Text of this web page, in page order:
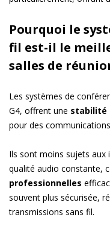
Pourquoi le
fil est-il le
salles de
Les systèmes de
G4, offrent une stabilité
pour des
Ils sont moins sujets aux
qualité audio constante,
professionnelles
souvent plus sécurisée,
transmissions sans fil.